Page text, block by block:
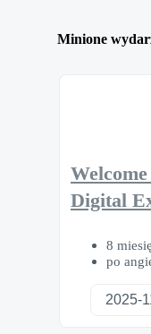
Minione
Digital
8
po